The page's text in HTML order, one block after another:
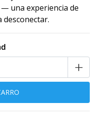
una experiencia de
+